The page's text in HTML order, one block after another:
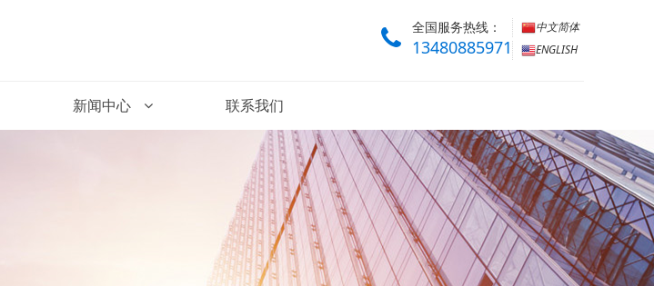
中文简体
ENGLISH
全国服务热线：
13480885971
新闻中心 联系我们